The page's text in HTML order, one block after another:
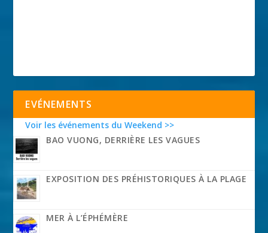
EVÉNEMENTS
Voir les événements du Weekend >>
BAO VUONG, DERRIÈRE LES VAGUES
EXPOSITION DES PRÉHISTORIQUES À LA PLAGE
MER À L’ÉPHÉMÈRE